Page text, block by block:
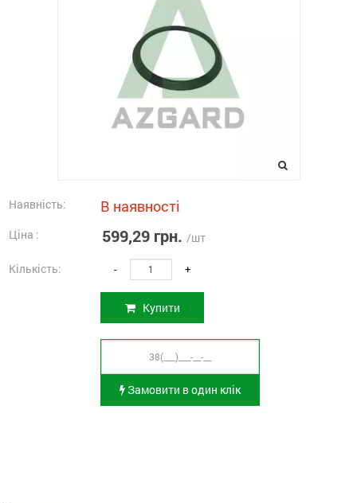
Наявність: В наявності
Ціна : 599,29 грн. /шт
Кількість: - +
Купити
Замовити в один клік